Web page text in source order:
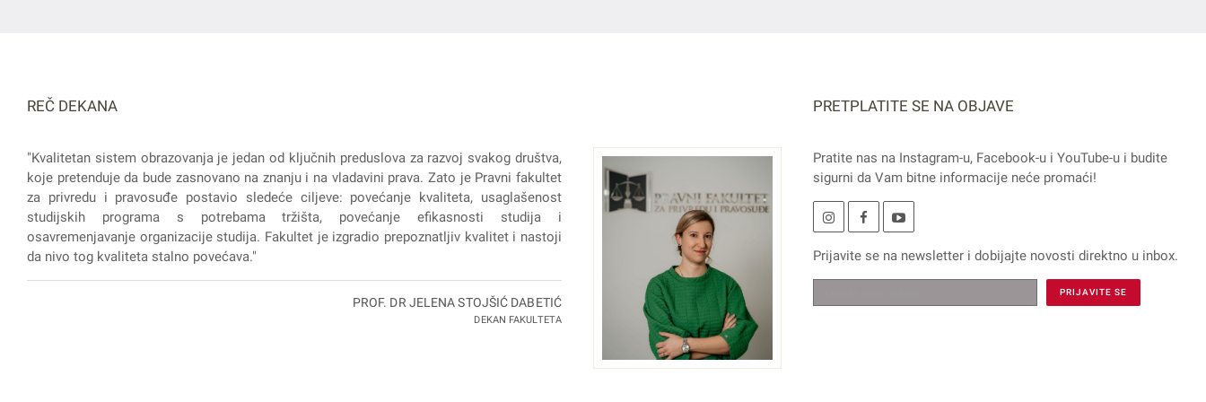
REČ DEKANA
"Kvalitetan sistem obrazovanja je jedan od ključnih preduslova za razvoj svakog društva,
koje pretenduje da bude zasnovano na znanju i na vladavini prava. Zato je Pravni fakultet
za privredu i pravosuđe postavio sledeće ciljeve: povećanje kvaliteta, usaglašenost
studijskih programa s potrebama tržišta, povećanje efikasnosti studija i
osavremenjavanje organizacije studija. Fakultet je izgradio prepoznatljiv kvalitet i nastoji
da nivo tog kvaliteta stalno povećava."
PROF. DR JELENA STOJŠIĆ DABETIĆ
DEKAN FAKULTETA
PRETPLATITE SE NA OBJAVE
Pratite nas na Instagram-u, Facebook-u i YouTube-u i budite
sigurni da Vam bitne informacije neće promaći!
Prijavite se na newsletteri dobijajte novosti direktno u inbox.